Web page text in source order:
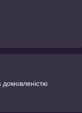
домовленістю